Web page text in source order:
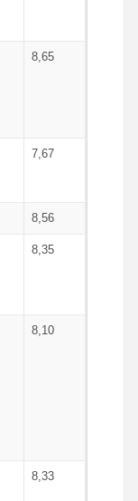
8,65
7,67
8,56
8,35
8,10
8,33